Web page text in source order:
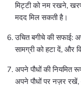
मिट्टी को नम रखने,
मदद मिल सकती है।
उचित बगीचे की सफाई:
सामग्री को हटा दें, और
अपने पौधों की नियमित
अपने पौधों पर नज़र रखें,